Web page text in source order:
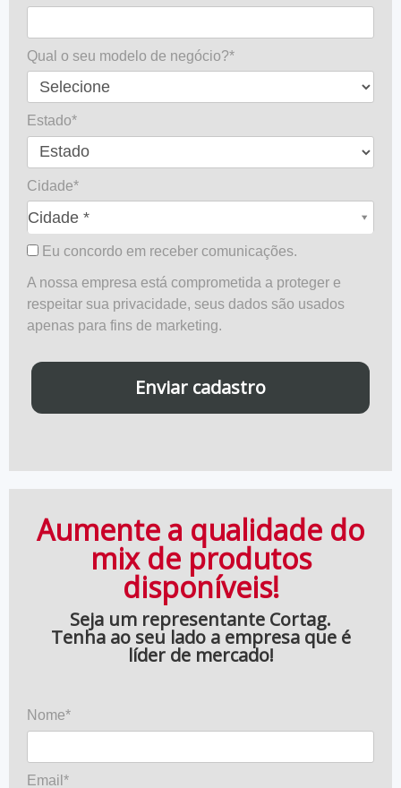
Qual o seu modelo de negócio?*
Estado*
Cidade*
Cidade *
Cidade*
Eu concordo em receber comunicações.
A nossa empresa está comprometida a proteger e
respeitar sua privacidade, seus dados são usados
apenas para fins de marketing.
Enviar cadastro
Aumente a qualidade do
mix de produtos
disponíveis!
Seja um representante Cortag.
Tenha ao seu lado a empresa que é
líder de mercado!
Nome*
Email*